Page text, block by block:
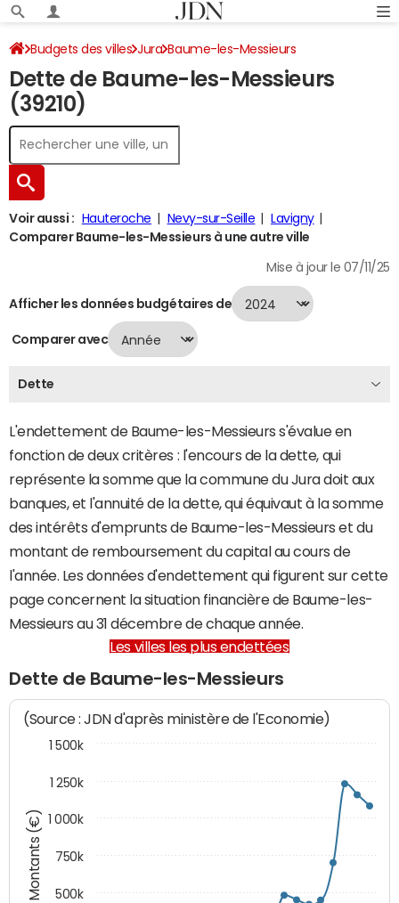
Budgets des villes Jura Baume-les-Messieurs
Dette au 31/12/2024
Dette de Baume-les-Messieurs
(39210)
Voir aussi : Hauteroche Nevy-sur-Seille
Lavigny
Comparer Baume-les-Messieurs à une autre ville
Mise à jour le 07/11/25
Afficher les données budgétaires de
Comparer avec
Dette
L'endettement de Baume-les-Messieurs s'évalue en
fonction de deux critères : l'encours de la dette, qui
représente la somme que la commune du Jura doit aux
banques, et l'annuité de la dette, qui équivaut à la somme
des intérêts d'emprunts de Baume-les-Messieurs et du
montant de remboursement du capital au cours de
l'année. Les données d'endettement qui figurent sur cette
page concernent la situation financière de Baume-les-
Messieurs au 31 décembre de chaque année.
Les villes les plus endettées
Dette de Baume-les-Messieurs
Montants (€)
(Source : JDN d'après ministère de l'Economie)
500k
750k
1 000k
1 250k
1 500k